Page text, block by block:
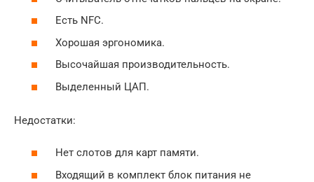
Есть NFC.
Хорошая эргономика.
Высочайшая производительность.
Выделенный ЦАП.
Недостатки:
Нет слотов для карт памяти.
Входящий в комплект блок питания не